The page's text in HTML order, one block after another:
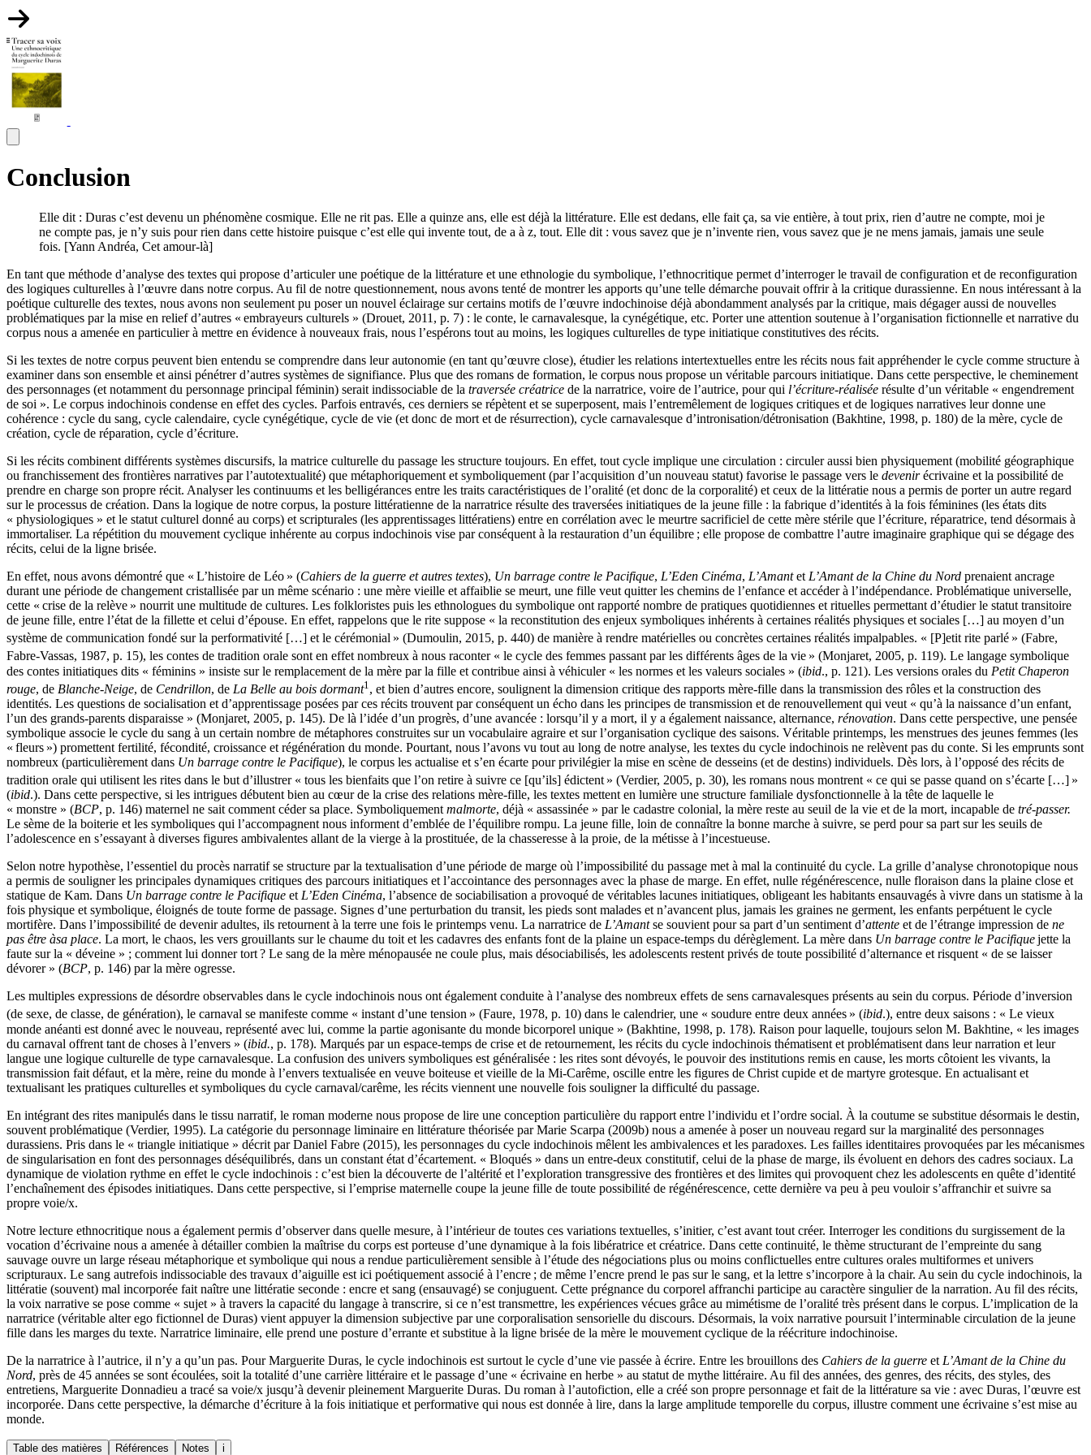
Conclusion
Elle dit : Duras c’est devenu un phénomène cosmique. Elle ne rit pas. Elle a quinze ans, elle est déjà la littérature. Elle est dedans, elle fait ça, sa vie entière, à tout prix, rien d’autre ne compte, moi je
ne compte pas, je n’y suis pour rien dans cette histoire puisque c’est elle qui invente tout, de a à z, tout. Elle dit : vous savez que je n’invente rien, vous savez que je ne mens jamais, jamais une seule
fois. [Yann Andréa, Cet amour-là]
En tant que méthode d’analyse des textes qui propose d’articuler une poétique de la littérature et une ethnologie du symbolique, l’ethnocritique permet d’interroger le travail de configuration et de reconfiguration
des logiques culturelles à l’œuvre dans notre corpus. Au fil de notre questionnement, nous avons tenté de montrer les apports qu’une telle démarche pouvait offrir à la critique durassienne. En nous intéressant à la
poétique culturelle des textes, nous avons non seulement pu poser un nouvel éclairage sur certains motifs de l’œuvre indochinoise déjà abondamment analysés par la critique, mais dégager aussi de nouvelles
problématiques par la mise en relief d’autres « embrayeurs culturels » (Drouet, 2011, p. 7) : le conte, le carnavalesque, la cynégétique, etc. Porter une attention soutenue à l’organisation fictionnelle et narrative du
corpus nous a amenée en particulier à mettre en évidence à nouveaux frais, nous l’espérons tout au moins, les logiques culturelles de type initiatique constitutives des récits.
Si les textes de notre corpus peuvent bien entendu se comprendre dans leur autonomie (en tant qu’œuvre close), étudier les relations intertextuelles entre les récits nous fait appréhender le cycle comme structure à
examiner dans son ensemble et ainsi pénétrer d’autres systèmes de signifiance. Plus que des romans de formation, le corpus nous propose un véritable parcours initiatique. Dans cette perspective, le cheminement
des personnages (et notamment du personnage principal féminin) serait indissociable de la traversée créatrice de la narratrice, voire de l’autrice, pour qui l’écriture-réalisée résulte d’un véritable « engendrement
de soi ». Le corpus indochinois condense en effet des cycles. Parfois entravés, ces derniers se répètent et se superposent, mais l’entremêlement de logiques critiques et de logiques narratives leur donne une
cohérence : cycle du sang, cycle calendaire, cycle cynégétique, cycle de vie (et donc de mort et de résurrection), cycle carnavalesque d’intronisation/détronisation (Bakhtine, 1998, p. 180) de la mère, cycle de
création, cycle de réparation, cycle d’écriture.
Si les récits combinent différents systèmes discursifs, la matrice culturelle du passage les structure toujours. En effet, tout cycle implique une circulation : circuler aussi bien physiquement (mobilité géographique
ou franchissement des frontières narratives par l’autotextualité) que métaphoriquement et symboliquement (par l’acquisition d’un nouveau statut) favorise le passage vers le devenirécrivaine et la possibilité de
prendre en charge son propre récit. Analyser les continuums et les belligérances entre les traits caractéristiques de l’oralité (et donc de la corporalité) et ceux de la littératie nous a permis de porter un autre regard
sur le processus de création. Dans la logique de notre corpus, la posture littératienne de la narratrice résulte des traversées initiatiques de la jeune fille : la fabrique d’identités à la fois féminines (les états dits
« physiologiques » et le statut culturel donné au corps) et scripturales (les apprentissages littératiens) entre en corrélation avec le meurtre sacrificiel de cette mère stérile que l’écriture, réparatrice, tend désormais à
immortaliser. La répétition du mouvement cyclique inhérente au corpus indochinois vise par conséquent à la restauration d’un équilibre ; elle propose de combattre l’autre imaginaire graphique qui se dégage des
récits, celui de la ligne brisée.
En effet, nous avons démontré que « L’histoire de Léo » (Cahiers de la guerre et autres textes), Un barrage contre le Pacifique, L’Eden Cinéma, L’Amantet L’Amant de la Chine du Nord prenaient ancrage
durant une période de changement cristallisée par un même scénario : une mère vieille et affaiblie se meurt, une fille veut quitter les chemins de l’enfance et accéder à l’indépendance. Problématique universelle,
cette « crise de la relève » nourrit une multitude de cultures. Les folkloristes puis les ethnologues du symbolique ont rapporté nombre de pratiques quotidiennes et rituelles permettant d’étudier le statut transitoire
de jeune fille, entre l’état de la fillette et celui d’épouse. En effet, rappelons que le rite suppose « la reconstitution des enjeux symboliques inhérents à certaines réalités physiques et sociales […] au moyen d’un
système de communication fondé sur la performativité […] et le cérémonial » (Dumoulin, 2015, p. 440) de manière à rendre matérielles ou concrètes certaines réalités impalpables. « [P]etit rite parlé » (Fabre,
Fabre-Vassas, 1987, p. 15), les contes de tradition orale sont en effet nombreux à nous raconter « le cycle des femmes passant par les différents âges de la vie » (Monjaret, 2005, p. 119). Le langage symbolique
des contes initiatiques dits « féminins » insiste sur le remplacement de la mère par la fille et contribue ainsi à véhiculer « les normes et les valeurs sociales » (ibid., p. 121). Les versions orales du Petit Chaperon
rouge, de Blanche-Neige, de Cendrillon, de La Belle au bois dormant1 , et bien d’autres encore, soulignent la dimension critique des rapports mère-fille dans la transmission des rôles et la construction des
identités. Les questions de socialisation et d’apprentissage posées par ces récits trouvent par conséquent un écho dans les principes de transmission et de renouvellement qui veut « qu’à la naissance d’un enfant,
l’un des grands-parents disparaisse » (Monjaret, 2005, p. 145). De là l’idée d’un progrès, d’une avancée : lorsqu’il y a mort, il y a également naissance, alternance, rénovation. Dans cette perspective, une pensée
symbolique associe le cycle du sang à un certain nombre de métaphores construites sur un vocabulaire agraire et sur l’organisation cyclique des saisons. Véritable printemps, les menstrues des jeunes femmes (les
« fleurs ») promettent fertilité, fécondité, croissance et régénération du monde. Pourtant, nous l’avons vu tout au long de notre analyse, les textes du cycle indochinois ne relèvent pas du conte. Si les emprunts sont
nombreux (particulièrement dans Un barrage contre le Pacifique), le corpus les actualise et s’en écarte pour privilégier la mise en scène de desseins (et de destins) individuels. Dès lors, à l’opposé des récits de
tradition orale qui utilisent les rites dans le but d’illustrer « tous les bienfaits que l’on retire à suivre ce [qu’ils] édictent » (Verdier, 2005, p. 30), les romans nous montrent « ce qui se passe quand on s’écarte […] »
(ibid.). Dans cette perspective, si les intrigues débutent bien au cœur de la crise des relations mère-fille, les textes mettent en lumière une structure familiale dysfonctionnelle à la tête de laquelle le
« monstre » (BCP, p. 146) maternel ne sait comment céder sa place. Symboliquement malmorte, déjà « assassinée » par le cadastre colonial, la mère reste au seuil de la vie et de la mort, incapable de tré-passer.
Le sème de la boiterie et les symboliques qui l’accompagnent nous informent d’emblée de l’équilibre rompu. La jeune fille, loin de connaître la bonne marche à suivre, se perd pour sa part sur les seuils de
l’adolescence en s’essayant à diverses figures ambivalentes allant de la vierge à la prostituée, de la chasseresse à la proie, de la métisse à l’incestueuse.
Selon notre hypothèse, l’essentiel du procès narratif se structure par la textualisation d’une période de marge où l’impossibilité du passage met à mal la continuité du cycle. La grille d’analyse chronotopique nous
a permis de souligner les principales dynamiques critiques des parcours initiatiques et l’accointance des personnages avec la phase de marge. En effet, nulle régénérescence, nulle floraison dans la plaine close et
statique de Kam. Dans Un barrage contre le Pacifique et L’Eden Cinéma, l’absence de sociabilisation a provoqué de véritables lacunes initiatiques, obligeant les habitants ensauvagés à vivre dans un statisme à la
fois physique et symbolique, éloignés de toute forme de passage. Signes d’une perturbation du transit, les pieds sont malades et n’avancent plus, jamais les graines ne germent, les enfants perpétuent le cycle
mortifère. Dans l’impossibilité de devenir adultes, ils retournent à la terre une fois le printemps venu. La narratrice de L’Amantse souvient pour sa part d’un sentiment d’attente et de l’étrange impression de ne
pas être àsa place. La mort, le chaos, les vers grouillants sur le chaume du toit et les cadavres des enfants font de la plaine un espace-temps du dérèglement. La mère dans Un barrage contre le Pacifiquejette la
faute sur la « déveine » ; comment lui donner tort ? Le sang de la mère ménopausée ne coule plus, mais désociabilisés, les adolescents restent privés de toute possibilité d’alternance et risquent « de se laisser
dévorer » (BCP, p. 146) par la mère ogresse.
Les multiples expressions de désordre observables dans le cycle indochinois nous ont également conduite à l’analyse des nombreux effets de sens carnavalesques présents au sein du corpus. Période d’inversion
(de sexe, de classe, de génération), le carnaval se manifeste comme « instant d’une tension » (Faure, 1978, p. 10) dans le calendrier, une « soudure entre deux années » (ibid.), entre deux saisons : « Le vieux
monde anéanti est donné avec le nouveau, représenté avec lui, comme la partie agonisante du monde bicorporel unique » (Bakhtine, 1998, p. 178). Raison pour laquelle, toujours selon M. Bakhtine, « les images
du carnaval offrent tant de choses à l’envers » (ibid., p. 178). Marqués par un espace-temps de crise et de retournement, les récits du cycle indochinois thématisent et problématisent dans leur narration et leur
langue une logique culturelle de type carnavalesque. La confusion des univers symboliques est généralisée : les rites sont dévoyés, le pouvoir des institutions remis en cause, les morts côtoient les vivants, la
transmission fait défaut, et la mère, reine du monde à l’envers textualisée en veuve boiteuse et vieille de la Mi-Carême, oscille entre les figures de Christ cupide et de martyre grotesque. En actualisant et
textualisant les pratiques culturelles et symboliques du cycle carnaval/carême, les récits viennent une nouvelle fois souligner la difficulté du passage.
En intégrant des rites manipulés dans le tissu narratif, le roman moderne nous propose de lire une conception particulière du rapport entre l’individu et l’ordre social. À la coutume se substitue désormais le destin,
souvent problématique (Verdier, 1995). La catégorie du personnage liminaire en littérature théorisée par Marie Scarpa (2009b) nous a amenée à poser un nouveau regard sur la marginalité des personnages
durassiens. Pris dans le « triangle initiatique » décrit par Daniel Fabre (2015), les personnages du cycle indochinois mêlent les ambivalences et les paradoxes. Les failles identitaires provoquées par les mécanismes
de singularisation en font des personnages déséquilibrés, dans un constant état d’écartement. « Bloqués » dans un entre-deux constitutif, celui de la phase de marge, ils évoluent en dehors des cadres sociaux. La
dynamique de violation rythme en effet le cycle indochinois : c’est bien la découverte de l’altérité et l’exploration transgressive des frontières et des limites qui provoquent chez les adolescents en quête d’identité
l’enchaînement des épisodes initiatiques. Dans cette perspective, si l’emprise maternelle coupe la jeune fille de toute possibilité de régénérescence, cette dernière va peu à peu vouloir s’affranchir et suivre sa
propre voie/x.
Notre lecture ethnocritique nous a également permis d’observer dans quelle mesure, à l’intérieur de toutes ces variations textuelles, s’initier, c’est avant tout créer. Interroger les conditions du surgissement de la
vocation d’écrivaine nous a amenée à détailler combien la maîtrise du corps est porteuse d’une dynamique à la fois libératrice et créatrice. Dans cette continuité, le thème structurant de l’empreinte du sang
sauvage ouvre un large réseau métaphorique et symbolique qui nous a rendue particulièrement sensible à l’étude des négociations plus ou moins conflictuelles entre cultures orales multiformes et univers
scripturaux. Le sang autrefois indissociable des travaux d’aiguille est ici poétiquement associé à l’encre ; de même l’encre prend le pas sur le sang, et la lettre s’incorpore à la chair. Au sein du cycle indochinois, la
littératie (souvent) mal incorporée fait naître une littératie seconde : encre et sang (ensauvagé) se conjuguent. Cette prégnance du corporel affranchi participe au caractère singulier de la narration. Au fil des récits,
la voix narrative se pose comme « sujet » à travers la capacité du langage à transcrire, si ce n’est transmettre, les expériences vécues grâce au mimétisme de l’oralité très présent dans le corpus. L’implication de la
narratrice (véritable alter ego fictionnel de Duras) vient appuyer la dimension subjective par une corporalisation sensorielle du discours. Désormais, la voix narrative poursuit l’interminable circulation de la jeune
fille dans les marges du texte. Narratrice liminaire, elle prend une posture d’errante et substitue à la ligne brisée de la mère le mouvement cyclique de la réécriture indochinoise.
De la narratrice à l’autrice, il n’y a qu’un pas. Pour Marguerite Duras, le cycle indochinois est surtout le cycle d’une vie passée à écrire. Entre les brouillons des Cahiers de la guerre et L’Amant de la Chine du
Nord, près de 45 années se sont écoulées, soit la totalité d’une carrière littéraire et le passage d’une « écrivaine en herbe » au statut de mythe littéraire. Au fil des années, des genres, des récits, des styles, des
entretiens, Marguerite Donnadieu a tracé sa voie/x jusqu’à devenir pleinement Marguerite Duras. Du roman à l’autofiction, elle a créé son propre personnage et fait de la littérature sa vie : avec Duras, l’œuvre est
incorporée. Dans cette perspective, la démarche d’écriture à la fois initiatique et performative qui nous est donnée à lire, dans la large amplitude temporelle du corpus, illustre comment une écrivaine s’est mise au
monde.
Table des matières Références Notes i